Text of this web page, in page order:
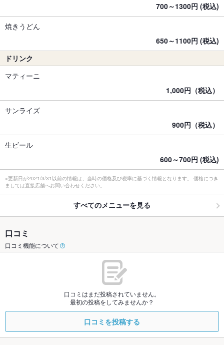
700～1300円 (税込)
焼きうどん
650～1100円 (税込)
ドリンク
マティーニ
1,000円（税込）
サンライズ
900円（税込）
生ビール
600～700円 (税込)
※更新日が2021/3/31以前の情報は、当時の価格及び税率に基づく情報となります。 価格につき
ましては直接店舗へお問い合わせください。
すべてのメニューを見る
口コミ
口コミ機能について
口コミはまだ投稿されていません。
最初の投稿をしてみませんか？
口コミを投稿する